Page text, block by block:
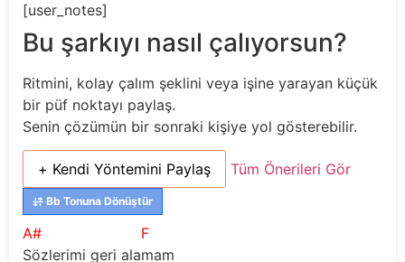
[user_notes]
Bu şarkıyı nasıl çalıyorsun?
Ritmini, kolay çalım şeklini veya işine yarayan küçük
bir püf noktayı paylaş.
Senin çözümün bir sonraki kişiye yol gösterebilir.
+ Kendi Yöntemini Paylaş Tüm Önerileri Gör
Bb Tonuna Dönüştür
A#
F
Sözlerimi geri alamam